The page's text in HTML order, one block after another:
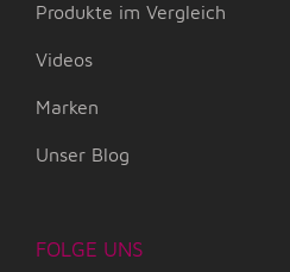
Produkte im Vergleich
Videos
Marken
Unser Blog
FOLGE UNS